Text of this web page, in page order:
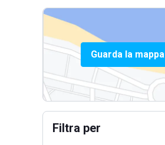
Guarda la mappa
Filtra per